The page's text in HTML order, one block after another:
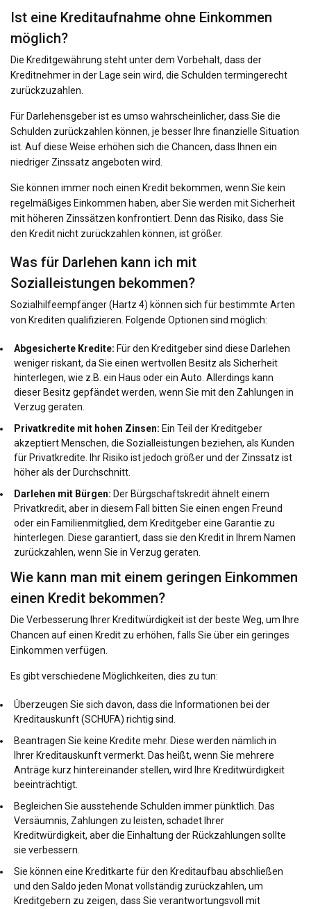
Ist eine Kreditaufnahme ohne Einkommen
möglich?
Die Kreditgewährung steht unter dem Vorbehalt, dass der
Kreditnehmer in der Lage sein wird, die Schulden termingerecht
zurückzuzahlen.
Für Darlehensgeber ist es umso wahrscheinlicher, dass Sie die
Schulden zurückzahlen können, je besser Ihre finanzielle Situation
ist. Auf diese Weise erhöhen sich die Chancen, dass Ihnen ein
niedriger Zinssatz angeboten wird.
Sie können immer noch einen Kredit bekommen, wenn Sie kein
regelmäßiges Einkommen haben, aber Sie werden mit Sicherheit
mit höheren Zinssätzen konfrontiert. Denn das Risiko, dass Sie
den Kredit nicht zurückzahlen können, ist größer.
Was für Darlehen kann ich mit
Sozialleistungen bekommen?
Sozialhilfeempfänger (Hartz 4) können sich für bestimmte Arten
von Krediten qualifizieren. Folgende Optionen sind möglich:
Abgesicherte Kredite: Für den Kreditgeber sind diese Darlehen
weniger riskant, da Sie einen wertvollen Besitz als Sicherheit
hinterlegen, wie z.B. ein Haus oder ein Auto. Allerdings kann
dieser Besitz gepfändet werden, wenn Sie mit den Zahlungen in
Verzug geraten.
Privatkredite mit hohen Zinsen: Ein Teil der Kreditgeber
akzeptiert Menschen, die Sozialleistungen beziehen, als Kunden
für Privatkredite. Ihr Risiko ist jedoch größer und der Zinssatz ist
höher als der Durchschnitt.
Darlehen mit Bürgen: Der Bürgschaftskredit ähnelt einem
Privatkredit, aber in diesem Fall bitten Sie einen engen Freund
oder ein Familienmitglied, dem Kreditgeber eine Garantie zu
hinterlegen. Diese garantiert, dass sie den Kredit in Ihrem Namen
zurückzahlen, wenn Sie in Verzug geraten.
Wie kann man mit einem geringen Einkommen
einen Kredit bekommen?
Die Verbesserung Ihrer Kreditwürdigkeit ist der beste Weg, um Ihre
Chancen auf einen Kredit zu erhöhen, falls Sie über ein geringes
Einkommen verfügen.
Es gibt verschiedene Möglichkeiten, dies zu tun:
Überzeugen Sie sich davon, dass die Informationen bei der
Kreditauskunft (SCHUFA) richtig sind.
Beantragen Sie keine Kredite mehr. Diese werden nämlich in
Ihrer Kreditauskunft vermerkt . Das heißt, wenn Sie mehrere
Anträge kurz hintereinander stellen, wird Ihre Kreditwürdigkeit
beeinträchtigt.
Begleichen Sie ausstehende Schulden immer pünktlich. Das
Versäumnis, Zahlungen zu leisten, schadet Ihrer
Kreditwürdigkeit, aber die Einhaltung der Rückzahlungen sollte
sie verbessern.
Sie können eine Kreditkarte für den Kreditaufbau abschließen
und den Saldo jeden Monat vollständig zurückzahlen, um
Kreditgebern zu zeigen, dass Sie verantwortungsvoll mit